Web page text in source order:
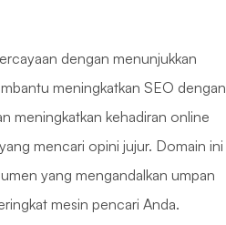
dengan menunjukkan
meningkatkan SEO dengan
meningkatkan kehadiran online
mencari opini jujur. Domain ini
yang mengandalkan umpan
mesin pencari Anda.